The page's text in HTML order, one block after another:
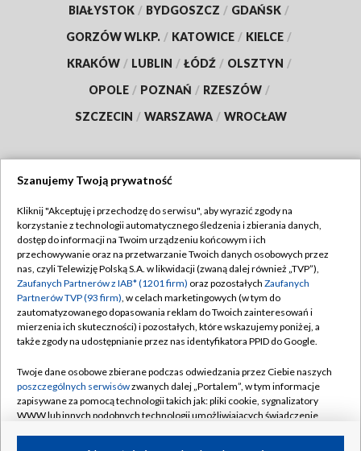
BIAŁYSTOK / BYDGOSZCZ / GDAŃSK /
GORZÓW WLKP. / KATOWICE / KIELCE /
KRAKÓW / LUBLIN / ŁÓDŹ / OLSZTYN /
OPOLE / POZNAŃ / RZESZÓW /
SZCZECIN / WARSZAWA / WROCŁAW
TVP
Abonament TVP
Emisja w TVP
Centrum informacji TVP
Naziemna Telewizja Cyfrowa
Rada Programowa
System NOS
Informacje o nadawcy
Regulamin TVP
Polityka prywatności
Moje zgody
Pomoc
Kontakt
Kanały
Szanujemy Twoją prywatność
Kliknij "Akceptuję i przechodzę do serwisu", aby wyrazić zgody na
korzystanie z technologii automatycznego śledzenia i zbierania danych,
dostęp do informacji na Twoim urządzeniu końcowym i ich
przechowywanie oraz na przetwarzanie Twoich danych osobowych przez
nas, czyli Telewizję Polską S.A. w likwidacji (zwaną dalej również „TVP”),
Zaufanych Partnerów z IAB* (1201 firm) oraz pozostałych Zaufanych
Partnerów TVP (93 firm), w celach marketingowych (w tym do
zautomatyzowanego dopasowania reklam do Twoich zainteresowań i
mierzenia ich skuteczności) i pozostałych, które wskazujemy poniżej, a
także zgody na udostępnianie przez nas identyfikatora PPID do Google.
Twoje dane osobowe zbierane podczas odwiedzania przez Ciebie naszych
poszczególnych serwisówzwanych dalej „Portalem”, w tym informacje
zapisywane za pomocą technologii takich jak: pliki cookie, sygnalizatory
WWW lub innych podobnych technologii umożliwiających świadczenie